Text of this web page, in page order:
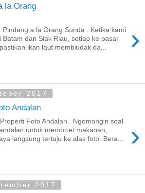
la Orang
›
Pindang a la Orang Sunda . Ketika kami
Batam dan Siak Riau, setiap ke pasar
ikan laut membludak da...
2017
Andalan
›
Foto Andalan . Ngomongin soal
untuk memotret makanan,
langsung tertuju ke alas foto. Bera...
2017